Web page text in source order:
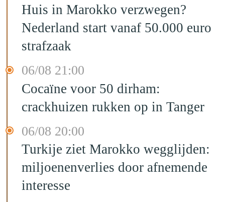
Huis in Marokko verzwegen?
Nederland start vanaf 50.000 euro
strafzaak
06/08 21:00
Cocaïne voor 50 dirham:
crackhuizen rukken op in Tanger
06/08 20:00
Turkije ziet Marokko wegglijden:
miljoenenverlies door afnemende
interesse